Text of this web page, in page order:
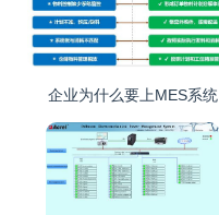
企业为什么要上MES系统